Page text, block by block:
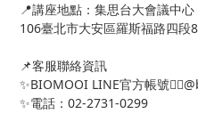
📍講座地點：集思台大會議中心
106臺北市大安區羅斯福路四段
📌客服聯絡資訊
✨BIOMOOI LINE官方帳號
✨電話：02-2731-0299